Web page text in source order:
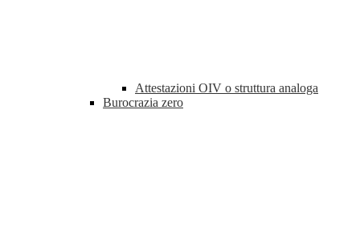
Attestazioni OIV o struttura analoga
Burocrazia zero